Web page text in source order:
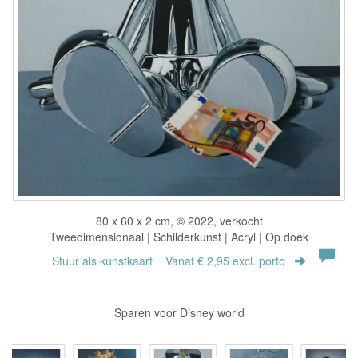
80 x 60 x 2 cm, © 2022, verkocht
Tweedimensionaal | Schilderkunst | Acryl | Op doek
Stuur als kunstkaart Vanaf € 2,95 excl. porto
Sparen voor Disney world